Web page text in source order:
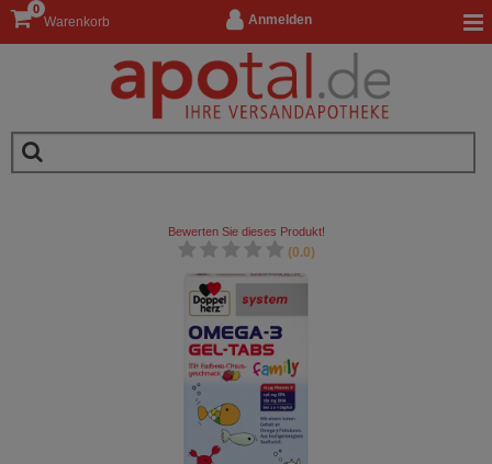
Anmelden
Warenkorb
0
Bewerten Sie dieses Produkt!
(0.0)